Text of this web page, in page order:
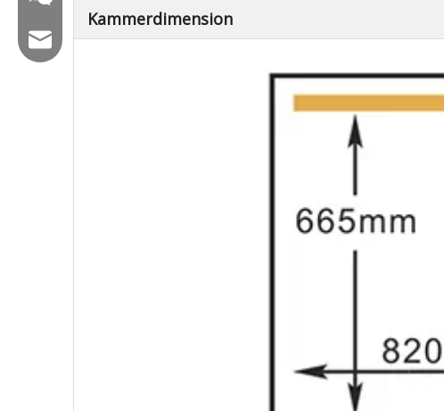
Kammerdimension
E -Mail: hl@hualian.biz